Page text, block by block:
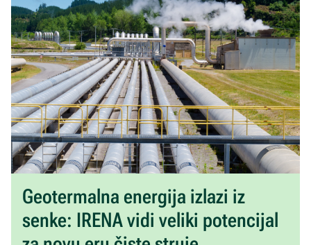
Geotermalna energija izlazi iz
senke: IRENA vidi veliki potencijal